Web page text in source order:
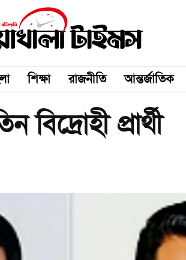
শিক্ষা রাজনীতি আন্তর্জাতিক
প্রার্থী